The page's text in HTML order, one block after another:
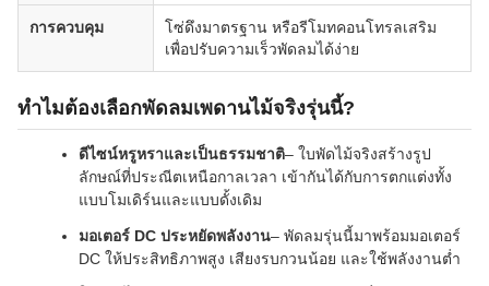
การควบคุม
โซ่ดึงมาตรฐาน หรือรีโมทคอนโทรลเสริม
เพื่อปรับความเร็วพัดลมได้ง่าย
ทำไมต้องเลือกพัดลมเพดานไม้จริงรุ่นนี้?
ดีไซน์หรูหราและเป็นธรรมชาติ– ใบพัดไม้จริงสร้างรูป
ลักษณ์ที่ประณีตเหนือกาลเวลา เข้ากันได้กับการตกแต่งทั้ง
แบบโมเดิร์นและแบบดั้งเดิม
มอเตอร์ DC ประหยัดพลังงาน– พัดลมรุ่นนี้มาพร้อมมอเตอร์
DC ให้ประสิทธิภาพสูง เสียงรบกวนน้อย และใช้พลังงานต่ำ